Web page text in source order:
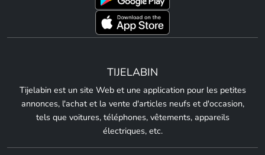
TIJELABIN
Tijelabin est un site Web et une application pour les petites
annonces, l'achat et la vente d'articles neufs et d'occasion,
tels que voitures, téléphones, vêtements, appareils
électriques, etc.